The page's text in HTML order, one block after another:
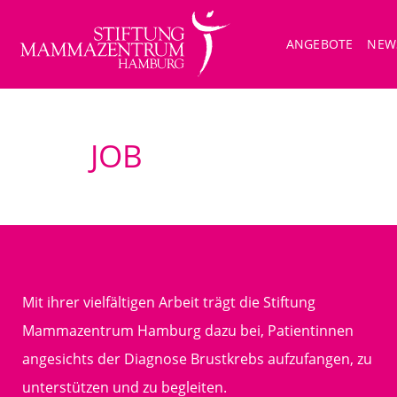
ANGEBOTE
JOB
Mit ihrer vielfältigen Arbeit trägt die Stiftung
Mammazentrum Hamburg dazu bei, Patientinnen
angesichts der Diagnose Brustkrebs aufzufangen, zu
unterstützen und zu begleiten.